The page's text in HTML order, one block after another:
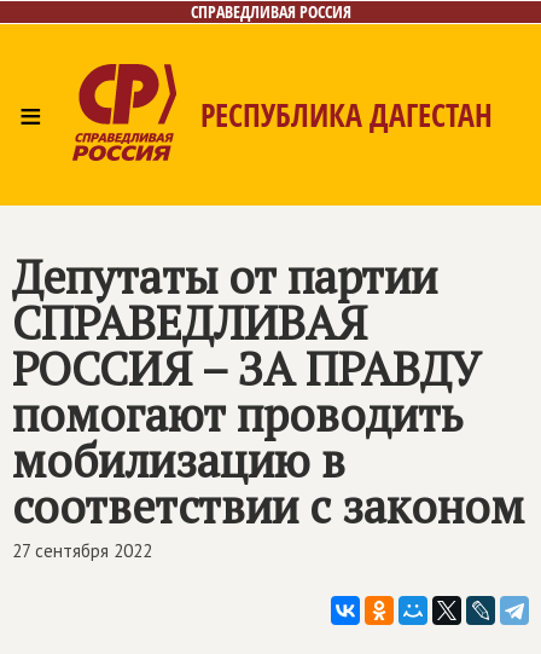
СПРАВЕДЛИВАЯ РОССИЯ
≡ РЕСПУБЛИКА ДАГЕСТАН
Депутаты от партии
СПРАВЕДЛИВАЯ
РОССИЯ – ЗА ПРАВДУ
помогают проводить
мобилизацию в
соответствии с законом
27 сентября 2022